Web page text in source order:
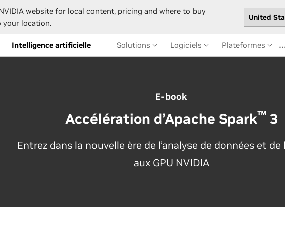
website for local content, pricing and where to buy
your location.
Intelligence artificielle Solutions Logiciels Plateformes
E-book
Accélération d’Apache Spark™ 3
Entrez dans la nouvelle ère de l’analyse de données et de
aux GPU NVIDIA